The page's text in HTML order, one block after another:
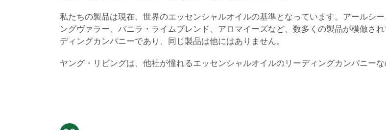
私たちの製品は現在、世界のエッセンシャルオイルの基準となっています。アールシ
ングヴァラー、バニラ・ライムブレンド、アロマイーズなど、数多くの製品が模倣さ
ディングカンパニーであり、同じ製品は他にはありません。
ヤング・リビングは、他社が憧れるエッセンシャルオイルのリーディングカンパニーな